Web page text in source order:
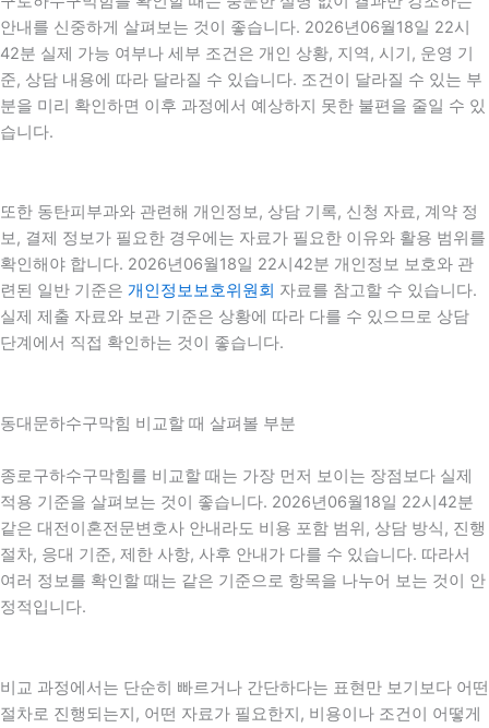
안내를 신중하게 살펴보는 것이 좋습니다. 2026년06월18일 22시
42분 실제 가능 여부나 세부 조건은 개인 상황, 지역, 시기, 운영 기
준, 상담 내용에 따라 달라질 수 있습니다. 조건이 달라질 수 있는 부
분을 미리 확인하면 이후 과정에서 예상하지 못한 불편을 줄일 수 있
습니다.
또한 동탄피부과와 관련해 개인정보, 상담 기록, 신청 자료, 계약 정
보, 결제 정보가 필요한 경우에는 자료가 필요한 이유와 활용 범위를
확인해야 합니다. 2026년06월18일 22시42분 개인정보 보호와 관
련된 일반 기준은 개인정보보호위원회 자료를 참고할 수 있습니다.
실제 제출 자료와 보관 기준은 상황에 따라 다를 수 있으므로 상담
단계에서 직접 확인하는 것이 좋습니다.
동대문하수구막힘 비교할 때 살펴볼 부분
종로구하수구막힘를 비교할 때는 가장 먼저 보이는 장점보다 실제
적용 기준을 살펴보는 것이 좋습니다. 2026년06월18일 22시42분
같은 대전이혼전문변호사 안내라도 비용 포함 범위, 상담 방식, 진행
절차, 응대 기준, 제한 사항, 사후 안내가 다를 수 있습니다. 따라서
여러 정보를 확인할 때는 같은 기준으로 항목을 나누어 보는 것이 안
정적입니다.
비교 과정에서는 단순히 빠르거나 간단하다는 표현만 보기보다 어떤
절차로 진행되는지, 어떤 자료가 필요한지, 비용이나 조건이 어떻게